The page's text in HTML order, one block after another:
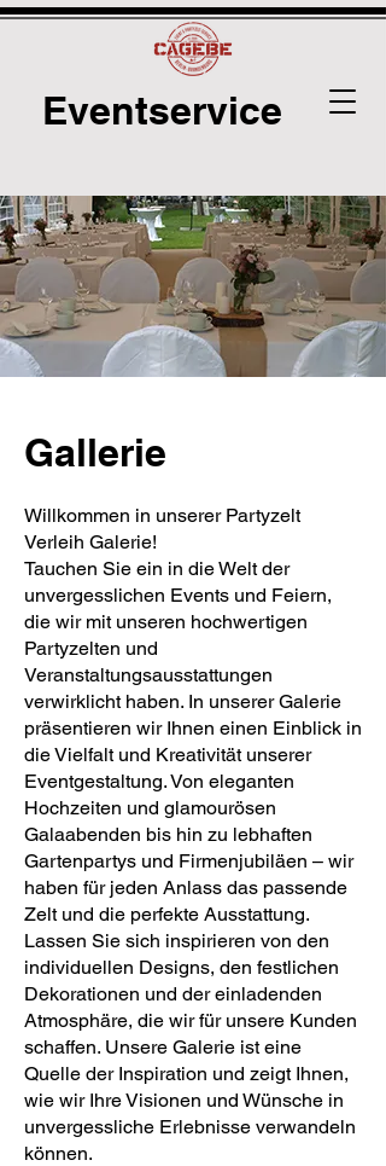
Eventservice
Gallerie
Willkommen in unserer Partyzelt
Verleih Galerie!
Tauchen Sie ein in die Welt der
unvergesslichen Events und Feiern,
die wir mit unseren hochwertigen
Partyzelten und
Veranstaltungsausstattungen
verwirklicht haben. In unserer Galerie
präsentieren wir Ihnen einen Einblick in
die Vielfalt und Kreativität unserer
Eventgestaltung. Von eleganten
Hochzeiten und glamourösen
Galaabenden bis hin zu lebhaften
Gartenpartys und Firmenjubiläen – wir
haben für jeden Anlass das passende
Zelt und die perfekte Ausstattung.
Lassen Sie sich inspirieren von den
individuellen Designs, den festlichen
Dekorationen und der einladenden
Atmosphäre, die wir für unsere Kunden
schaffen. Unsere Galerie ist eine
Quelle der Inspiration und zeigt Ihnen,
wie wir Ihre Visionen und Wünsche in
unvergessliche Erlebnisse verwandeln
können.